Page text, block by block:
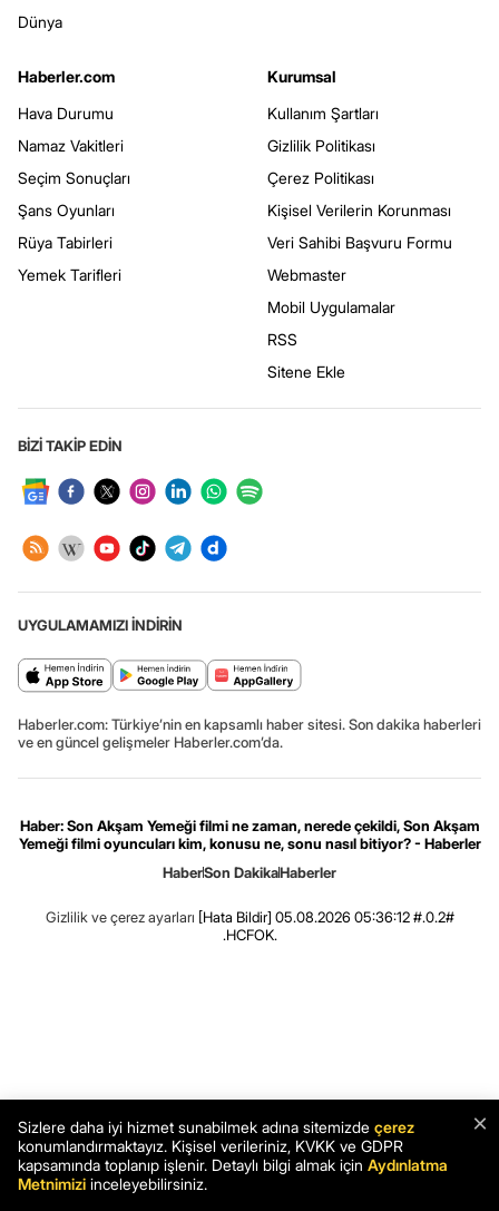
Dünya
Haberler.com
Hava Durumu
Namaz Vakitleri
Seçim Sonuçları
Şans Oyunları
Rüya Tabirleri
Yemek Tarifleri
Kurumsal
Kullanım Şartları
Gizlilik Politikası
Çerez Politikası
Kişisel Verilerin Korunması
Veri Sahibi Başvuru Formu
Webmaster
Mobil Uygulamalar
RSS
Sitene Ekle
BİZİ TAKİP EDİN
UYGULAMAMIZI İNDİRİN
Haberler.com: Türkiye’nin en kapsamlı haber sitesi. Son dakika haberleri
ve en güncel gelişmeler Haberler.com’da.
Haber: Son Akşam Yemeği filmi ne zaman, nerede çekildi, Son Akşam
Yemeği filmi oyuncuları kim, konusu ne, sonu nasıl bitiyor? - Haberler
HaberSon DakikaHaberler
Gizlilik ve çerez ayarları [Hata Bildir] 05.08.2026 05:36:12 #.0.2#
.HCFOK.
×
Sizlere daha iyi hizmet sunabilmek adına sitemizde çerez
konumlandırmaktayız. Kişisel verileriniz, KVKK ve GDPR
kapsamında toplanıp işlenir. Detaylı bilgi almak için Aydınlatma
Metnimizi inceleyebilirsiniz.